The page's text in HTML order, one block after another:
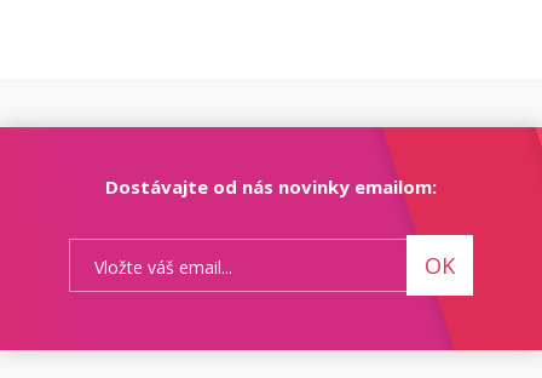
Dostávajte od nás novinky emailom:
OK